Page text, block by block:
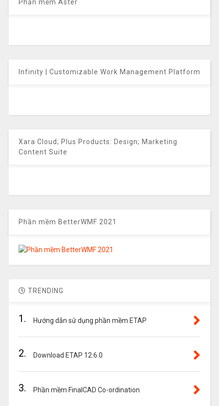
Phần mềm Aster
Infinity | Customizable Work Management Platform
Xara Cloud; Plus Products: Design; Marketing
Content Suite
Phần mềm BetterWMF 2021
TRENDING
1. Hướng dẫn sử dụng phần mềm ETAP
2. Download ETAP 12.6.0
3. Phần mềm FinalCAD Co-ordination